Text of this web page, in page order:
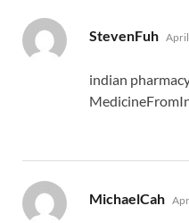
StevenFuh says:
indian
MichaelCah